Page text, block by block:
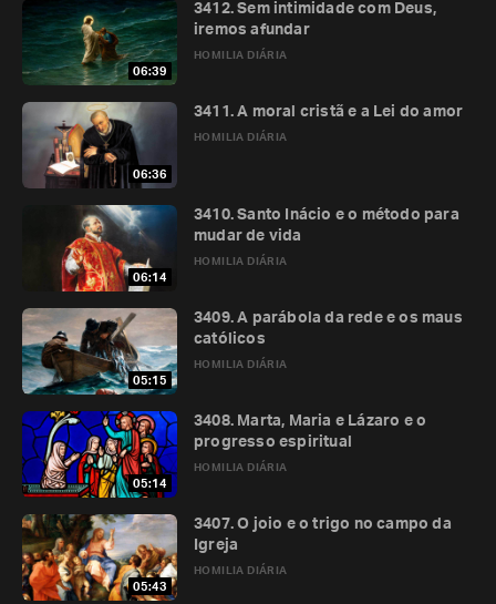
06:39
HOMILIA DIÁRIA
3412. Sem intimidade com Deus,
iremos afundar
06:36
HOMILIA DIÁRIA
3411. A moral cristã e a Lei do amor
06:14
HOMILIA DIÁRIA
3410. Santo Inácio e o método para
mudar de vida
05:15
HOMILIA DIÁRIA
3409. A parábola da rede e os maus
católicos
05:14
HOMILIA DIÁRIA
3408. Marta, Maria e Lázaro e o
progresso espiritual
05:43
HOMILIA DIÁRIA
3407. O joio e o trigo no campo da
Igreja